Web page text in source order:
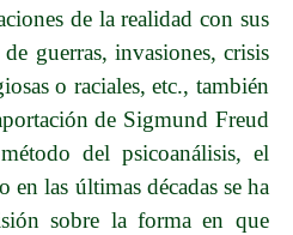
de la realidad con sus
guerras, invasiones, crisis
o raciales, etc., también
de Sigmund Freud
del psicoanálisis, el
en las últimas décadas se ha
sobre la forma en que